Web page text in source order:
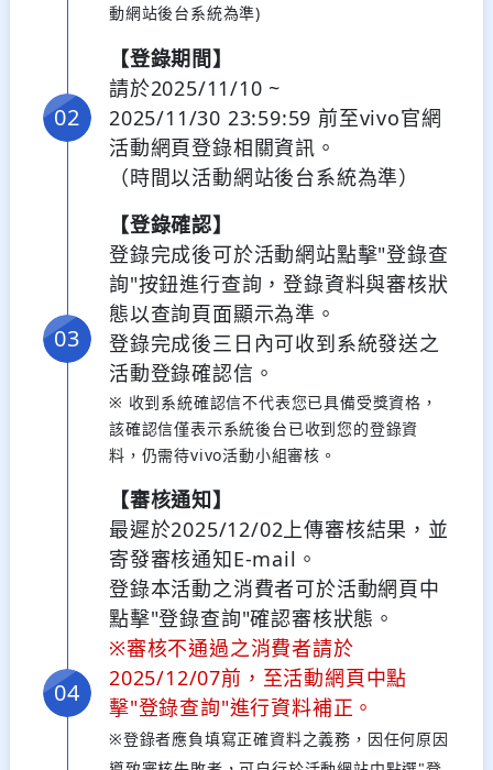
動網站後台系統為準)
【登錄期間】
請於2025/11/10 ~
2025/11/30 23:59:59 前至vivo官網
活動網頁登錄相關資訊。
（時間以活動網站後台系統為準）
【登錄確認】
登錄完成後可於活動網站點擊"登錄查
詢"按鈕進行查詢，登錄資料與審核狀
態以查詢頁面顯示為準。
登錄完成後三日內可收到系統發送之
活動登錄確認信。
※ 收到系統確認信不代表您已具備受獎資格，
該確認信僅表示系統後台已收到您的登錄資
料，仍需待vivo活動小組審核。
【審核通知】
最遲於2025/12/02上傳審核結果，並
寄發審核通知E-mail。
登錄本活動之消費者可於活動網頁中
點擊"登錄查詢"確認審核狀態。
※審核不通過之消費者請於
2025/12/07前，至活動網頁中點
擊"登錄查詢"進行資料補正。
※登錄者應負填寫正確資料之義務，因任何原因